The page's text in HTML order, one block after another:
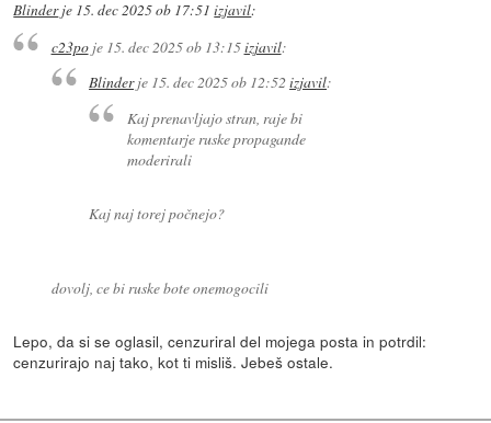
Blinderje 15. dec 2025 ob 17:51 izjavil:
c23poje 15. dec 2025 ob 13:15izjavil:
Blinderje 15. dec 2025 ob 12:52izjavil:
Kaj prenavljajo stran, raje bi
komentarje ruske propagande
moderirali
Kaj naj torej počnejo?
dovolj, ce bi ruske bote onemogocili
Lepo, da si se oglasil, cenzuriral del mojega posta in potrdil:
cenzurirajo naj tako, kot ti misliš. Jebeš ostale.